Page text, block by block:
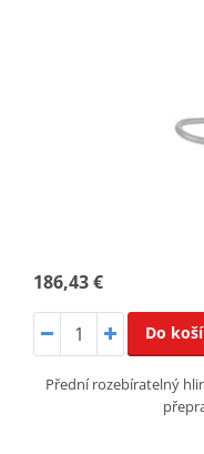
186,43 €
Do
Přední rozebíratelný